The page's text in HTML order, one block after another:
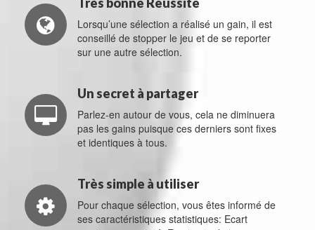
Lorsqu’une sélection a réalisé un gain, il est
conseillé de stopper le jeu et de se reporter
sur une autre sélection.
Un secret à partager
Parlez-en autour de vous, cela ne diminuera
pas les gains puisque ces derniers sont fixes
et identiques à tous.
Très simple à utiliser
Pour chaque sélection, vous êtes informé de
ses caractéristiques statistiques: Ecart